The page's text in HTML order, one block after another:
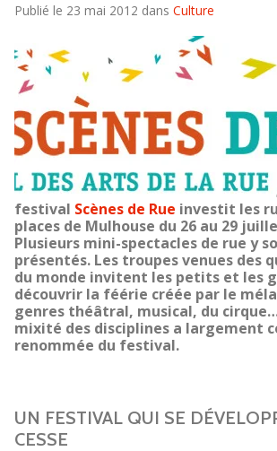
Publié le 23 mai 2012 dans Culture
festival Scènes de Rue investit les
places de Mulhouse du 26 au 29
Plusieurs mini-spectacles de rue y
présentés. Les troupes venues des
du monde invitent les petits et les
découvrir la féérie créée par le
genres théâtral, musical, du
mixité des disciplines a largement
renommée du festival.
UN FESTIVAL QUI SE
CESSE